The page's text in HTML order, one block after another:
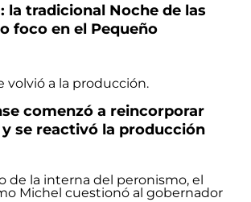
la tradicional Noche de las
foco en el Pequeño
comenzó a reincorporar
se reactivó la producción